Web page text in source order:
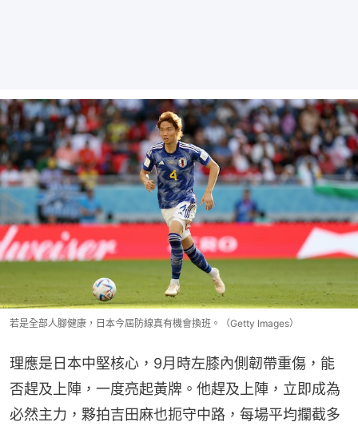
若是全部人腳健康，日本今屆防線真有機會換班。（Getty Images）
理應是日本中堅核心，9月時左膝內側韌帶重傷，能
否趕及上陣，一度亮起黃牌。他趕及上陣，立即成為
必然主力，夥拍吉田麻也扼守中路，每場平均攔截多